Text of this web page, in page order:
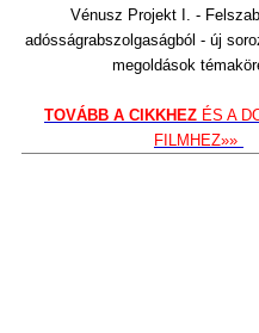
Vénusz Projekt I. -
adósságrabszolgaságból - új
megoldások
TOVÁBB A CIKKHEZ ÉS A
FILMHEZ»»